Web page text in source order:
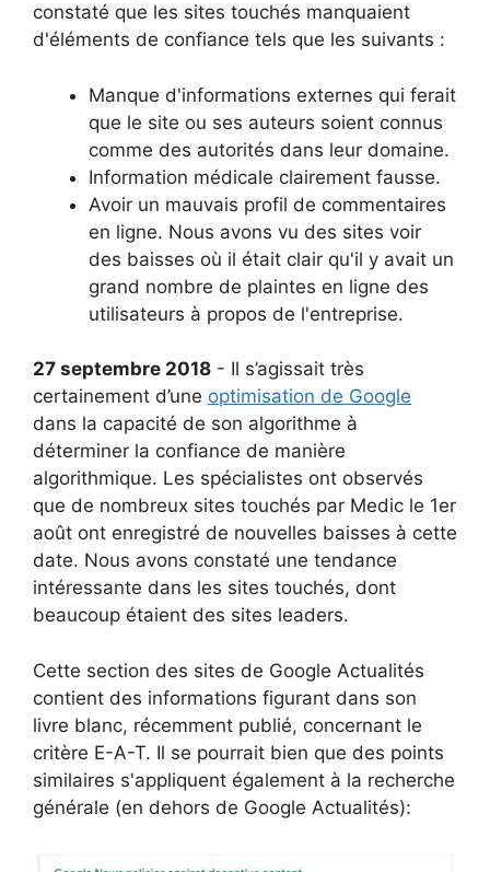
constaté que les sites touchés manquaient
d'éléments de confiance tels que les suivants :
Manque d'informations externes qui ferait
que le site ou ses auteurs soient connus
comme des autorités dans leur domaine.
Information médicale clairement fausse.
Avoir un mauvais profil de commentaires
en ligne. Nous avons vu des sites voir
des baisses où il était clair qu'il y avait un
grand nombre de plaintes en ligne des
utilisateurs à propos de l'entreprise.
27 septembre 2018 - Il s’agissait très
certainement d’une optimisation de Google
dans la capacité de son algorithme à
déterminer la confiance de manière
algorithmique. Les spécialistes ont observés
que de nombreux sites touchés par Medic le 1er
août ont enregistré de nouvelles baisses à cette
date. Nous avons constaté une tendance
intéressante dans les sites touchés, dont
beaucoup étaient des sites leaders.
Cette section des sites de Google Actualités
contient des informations figurant dans son
livre blanc, récemment publié, concernant le
critère E-A-T. Il se pourrait bien que des points
similaires s'appliquent également à la recherche
générale (en dehors de Google Actualités):